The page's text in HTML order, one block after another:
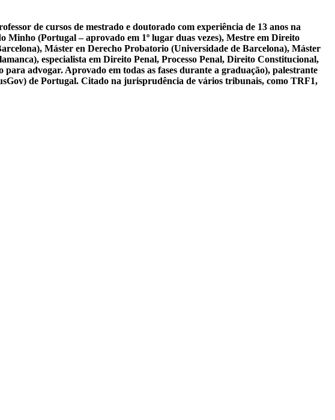
de cursos de mestrado e doutorado com experiência de 13 anos na
(Portugal – aprovado em 1º lugar duas vezes), Mestre em Direito
Máster en Derecho Probatorio (Universidade de Barcelona), Máster
especialista em Direito Penal, Processo Penal, Direito Constitucional,
advogar. Aprovado em todas as fases durante a graduação), palestrante
de Portugal. Citado na jurisprudência de vários tribunais, como TRF1,